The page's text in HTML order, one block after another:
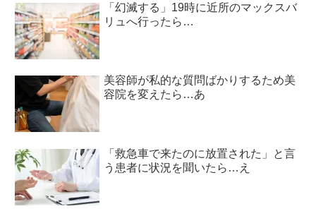
「幻滅する」19時に近所のマックスバ
リュへ行ったら…
美容師が私的な質問ばかりするため美
容院を変えたら…あ
「救急車で来たのに放置された」と言
う患者に状況を聞いたら…え